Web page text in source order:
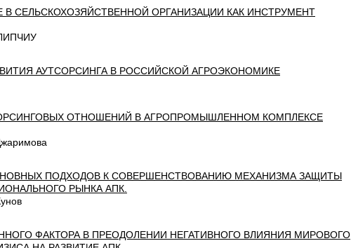
СЕЛЬСКОХОЗЯЙСТВЕННОЙ ОРГАНИЗАЦИИ КАК ИНСТРУМЕНТ
АУТСОРСИНГА В РОССИЙСКОЙ АГРОЭКОНОМИКЕ
ОТНОШЕНИЙ В АГРОПРОМЫШЛЕННОМ КОМПЛЕКСЕ
ПОДХОДОВ К СОВЕРШЕНСТВОВАНИЮ МЕХАНИЗМА ЗАЩИТЫ
РЫНКА АПК.
ФАКТОРА В ПРЕОДОЛЕНИИ НЕГАТИВНОГО ВЛИЯНИЯ МИРОВОГО